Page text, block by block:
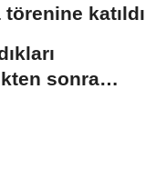
katıldı
sonra